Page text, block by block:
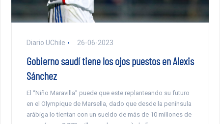
Diario UChile 26-06-2023
Gobierno saudí tiene los ojos puestos en Alexis
Sánchez
El “Niño Maravilla” puede que este replanteando su futuro
en el Olympique de Marsella, dado que desde la península
arábiga lo tientan con un sueldo de más de 10 millones de